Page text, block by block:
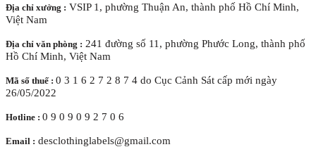
Địa chỉ xưởng : VSIP 1, phường Thuận An, thành phố Hồ Chí Minh,
Việt Nam
Địa chỉ văn phòng : 241 đường số 11, phường Phước Long, thành phố
Hồ Chí Minh, Việt Nam
Mã số thuế : 0 3 1 6 2 7 2 8 7 4 do Cục Cảnh Sát cấp mới ngày
26/05/2022
Hotline : 0 9 0 9 0 9 2 7 0 6
Email : desclothinglabels@gmail.com